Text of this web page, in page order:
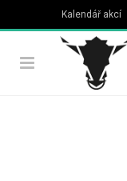
Kalendář akcí